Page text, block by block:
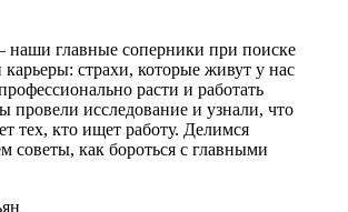
главные соперники при поиске
страхи, которые живут у нас
расти и работать
провели исследование и узнали, что
тех, кто ищет работу. Делимся
советы, как бороться с главными